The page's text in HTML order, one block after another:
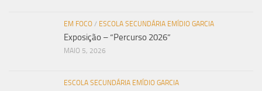
EM FOCO / ESCOLA SECUNDÁRIA EMÍDIO GARCIA
Exposição – “Percurso 2026”
MAIO 5, 2026
ESCOLA SECUNDÁRIA EMÍDIO GARCIA